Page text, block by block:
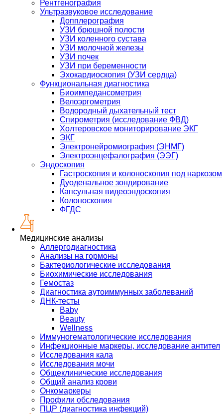
Рентгенография
Ультразвуковое исследование
Допплерография
УЗИ брюшной полости
УЗИ коленного сустава
УЗИ молочной железы
УЗИ почек
УЗИ при беременности
Эхокардиоскопия (УЗИ сердца)
Функциональная диагностика
Биоимпедансометрия
Велоэргометрия
Водородный дыхательный тест
Спирометрия (исследование ФВД)
Холтеровское мониторирование ЭКГ
ЭКГ
Электронейромиография (ЭНМГ)
Электроэнцефалография (ЭЭГ)
Эндоскопия
Гастроскопия и колоноскопия под наркозом
Дуоденальное зондирование
Капсульная видеоэндоскопия
Колоноскопия
ФГДС
Медицинские анализы
Аллергодиагностика
Анализы на гормоны
Бактериологические исследования
Биохимические исследования
Гемостаз
Диагностика аутоиммунных заболеваний
ДНК-тесты
Baby
Beauty
Wellness
Иммуногематологические исследования
Инфекционные маркеры, исследование антител
Исследования кала
Исследования мочи
Общеклинические исследования
Общий анализ крови
Онкомаркеры
Профили обследования
ПЦР (диагностика инфекций)